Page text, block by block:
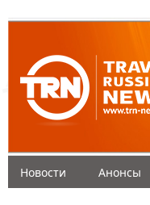
Новости Анонсы